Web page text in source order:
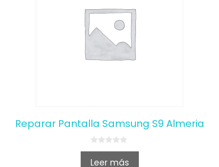
Reparar Pantalla Samsung S9 Almeria
0
u
Leer más